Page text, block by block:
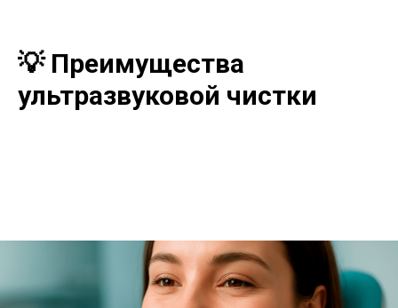
💡 Преимущества
ультразвуковой чистки